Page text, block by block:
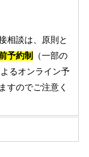
談は、原則と
予約制
（一部の
るオンライン予
すのでご注意く